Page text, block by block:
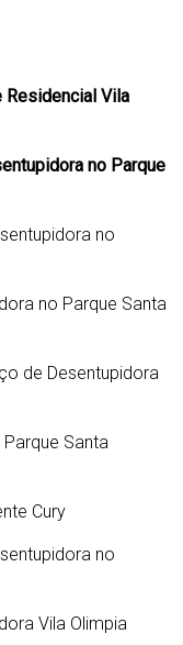
Residencial Vila
no Parque
no
no Parque Santa
de Desentupidora
Santa
Cury
no
Vila Olimpia